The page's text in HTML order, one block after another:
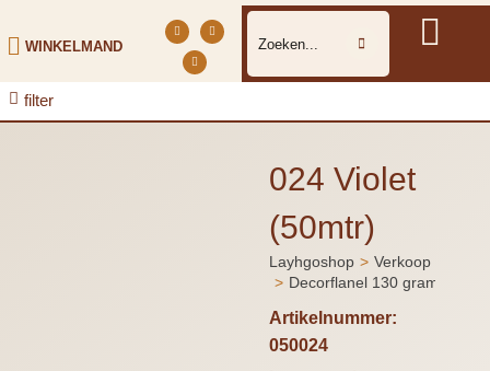
WINKELMAND
filter
024 Violet
(50mtr)
Je bent hier:
Layhgoshop
Verkoop
Decorflanel 130 grams
Artikelnummer:
050024